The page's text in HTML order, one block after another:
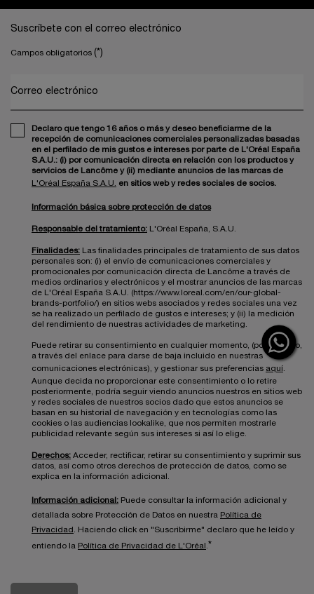
Suscríbete con el correo electrónico
Campos obligatorios (*)
Correo electrónico
Declaro que tengo 16 años o más y deseo beneficiarme de la
recepción de comunicaciones comerciales personalizadas basadas
en el perfilado de mis gustos e intereses por parte de L'Oréal España
S.A.U.: (i) por comunicación directa en relación con los productos y
servicios de Lancôme y (ii) mediante anuncios de las marcas de
L'Oréal España S.A.U. en sitios web y redes sociales de socios.
Información básica sobre protección de datos
Responsable del tratamiento: L'Oréal España, S.A.U.
Finalidades: Las finalidades principales de tratamiento de sus datos
personales son: (i) el envío de comunicaciones comerciales y
promocionales por comunicación directa de Lancôme a través de
medios ordinarios y electrónicos y el mostrar anuncios de las marcas
de L'Oréal España S.A.U. (https://www.loreal.com/en/our-global-
brands-portfolio/) en sitios webs asociados y redes sociales una vez
se ha realizado un perfilado de gustos e intereses; y (ii) la medición
del rendimiento de nuestras actividades de marketing.
Puede retirar su consentimiento en cualquier momento, (por ejemplo,
a través del enlace para darse de baja incluido en nuestras
comunicaciones electrónicas), y gestionar sus preferencias aquí.
Aunque decida no proporcionar este consentimiento o lo retire
posteriormente, podría seguir viendo anuncios nuestros en sitios web
y redes sociales de nuestros socios dado que estos anuncios se
basan en su historial de navegación y en tecnologías como las
cookies o las audiencias lookalike, que nos permiten mostrarle
publicidad relevante según sus intereses si así lo elige.
Derechos: Acceder, rectificar, retirar su consentimiento y suprimir sus
datos, así como otros derechos de protección de datos, como se
explica en la información adicional.
Información adicional: Puede consultar la información adicional y
detallada sobre Protección de Datos en nuestra Política de
Privacidad . Haciendo click en "Suscribirme" declaro que he leído y
entiendo la Política de Privacidad de L'Oréal .*